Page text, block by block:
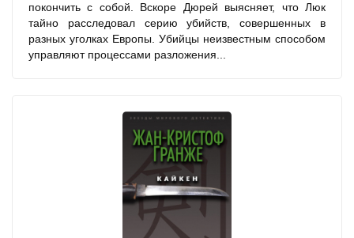
покончить с собой. Вскоре Дюрей выясняет, что Люк
тайно расследовал серию убийств, совершенных в
разных уголках Европы. Убийцы неизвестным способом
управляют процессами разложения...